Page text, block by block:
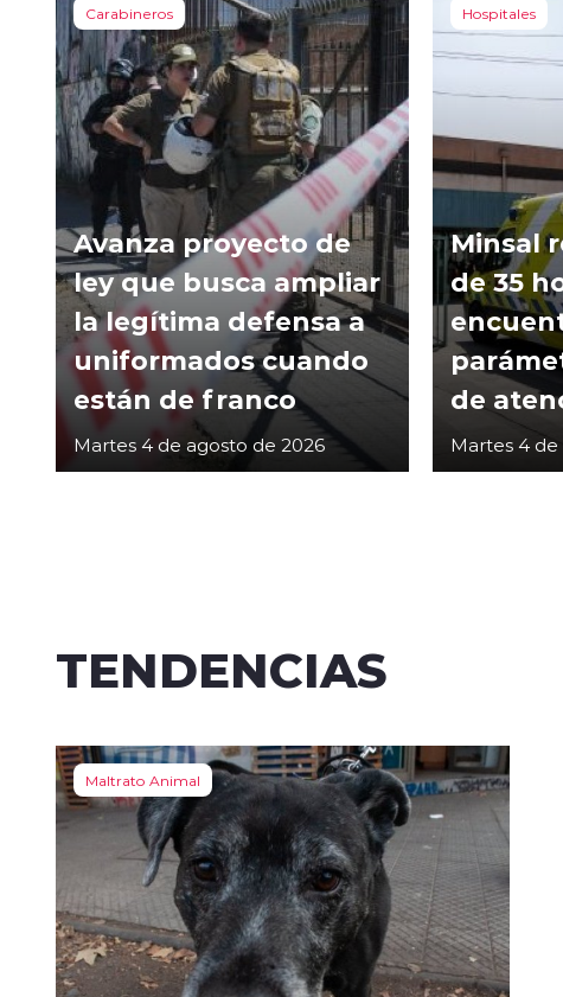
Carabineros
Avanza proyecto de
ley que busca ampliar
la legítima defensa a
uniformados cuando
están de franco
Martes 4 de agosto de 2026
Hospitales
Minsal
de 35
de
Martes 4
TENDENCIAS
Maltrato Animal